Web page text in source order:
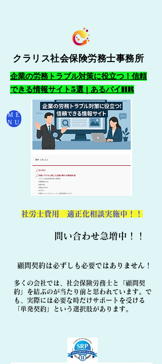
クラリス社会保険労務士事務所
企業の労務トラブル対策に役立つ！信頼
できる情報サイト5選 | あるバイHR
ME
NU
​社労士費用 適正化相談実施中！！
​問い合わせ急増中！！
顧問契約は必ずしも必要ではありません！
多くの会社では、社会保険労務士と「顧問契
約」を結ぶのが当たり前と思われています。で
も、実際には必要な時だけサポートを受ける
「単発契約」という選択肢があります。